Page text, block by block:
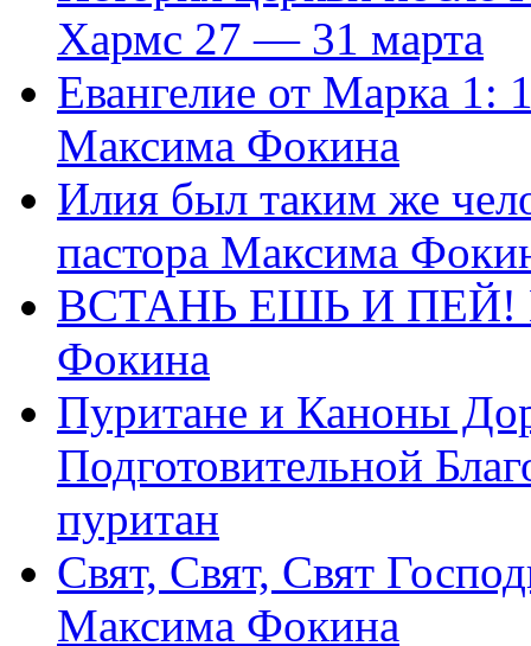
Хармс 27 — 31 марта
Евангелие от Марка 1:
Максима Фокина
Илия был таким же
пастора Максима
ВСТАНЬ ЕШЬ И ПЕЙ!
Фокина
Пуритане и Каноны
Подготовительной
пуритан
Свят, Свят, Свят
Максима Фокина